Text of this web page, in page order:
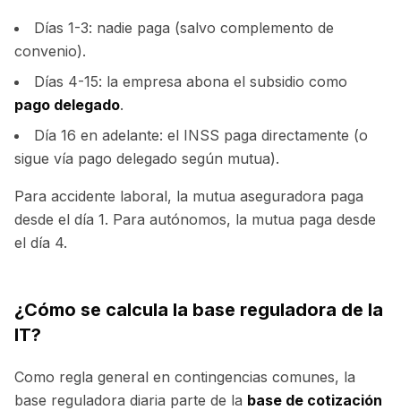
Días 1-3: nadie paga (salvo complemento de
convenio).
Días 4-15: la empresa abona el subsidio como
pago delegado.
Día 16 en adelante: el INSS paga directamente (o
sigue vía pago delegado según mutua).
Para accidente laboral, la mutua aseguradora paga
desde el día 1. Para autónomos, la mutua paga desde
el día 4.
¿Cómo se calcula la base reguladora de la
IT?
Como regla general en contingencias comunes, la
base reguladora diaria parte de la base de cotización